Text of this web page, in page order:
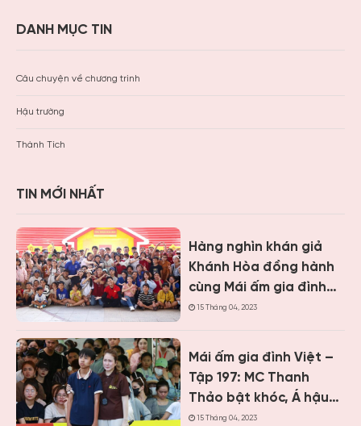
DANH MỤC TIN
Câu chuyện về chương trình
Hậu trường
Thành Tích
TIN MỚI NHẤT
Hàng nghìn khán giả
Khánh Hòa đồng hành
cùng Mái ấm gia đình
Việt, trao hơn 9 tỷ
15 Tháng 04, 2023
Mái ấm gia đình Việt –
Tập 197: MC Thanh
Thảo bật khóc, Á hậu
Vân Nhi và ca sĩ Nguyễn
15 Tháng 04, 2023